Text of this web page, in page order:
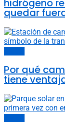
hidrógeno
quedar
Por qué
tiene